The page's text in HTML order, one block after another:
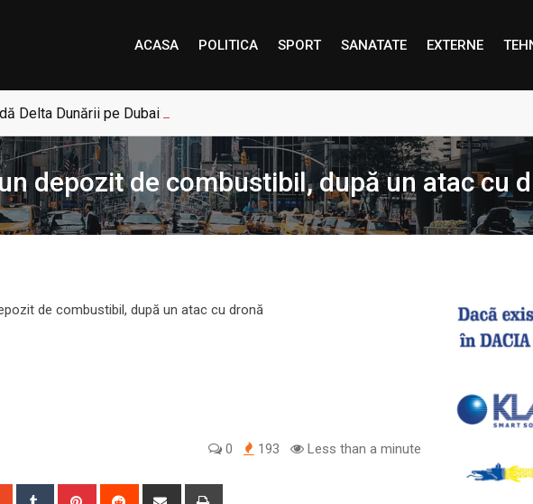
ACASA POLITICA SPORT SANATATE EXTERNE
Delta Dunării pe Dubai: „Uneori, Paradisul este mai aproape decât credem”
depozit de combustibil, după un atac cu
0 193 Less than a minute
StumbleUpon
Tumblr Pinterest Reddit
Share